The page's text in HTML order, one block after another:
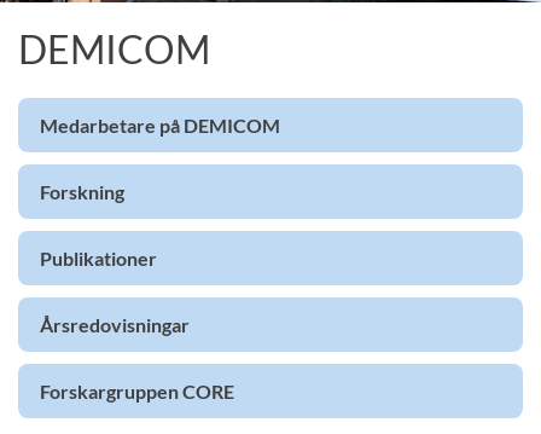
DEMICOM
Medarbetare på DEMICOM
Forskning
Publikationer
Årsredovisningar
Forskargruppen CORE